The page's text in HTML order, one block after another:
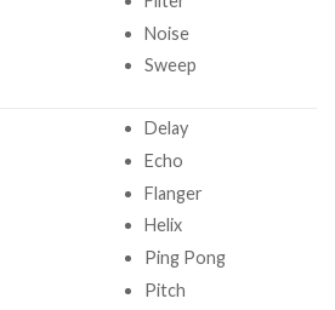
Noise
Sweep
Delay
Echo
Flanger
Helix
Ping Pong
Pitch